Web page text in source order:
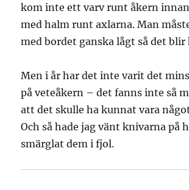
kom inte ett varv runt åkern
med halm runt axlarna. Man
med bordet ganska lågt så det
Men i år har det inte varit det
på veteåkern – det fanns inte så
att det skulle ha kunnat vara
Och så hade jag vänt knivarna på
smärglat dem i fjol.